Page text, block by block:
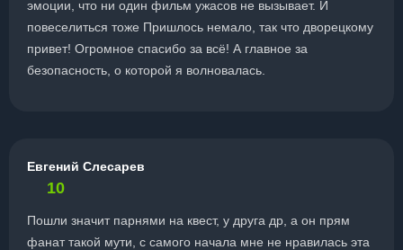
эмоции, что ни один фильм ужасов не вызывает. И
повеселиться тоже Пришлось немало, так что дворецкому
привет! Огромное спасибо за всё! А главное за
безопасность, о которой я волновалась.
Евгений Слесарев
10
Пошли значит парнями на квест, у друга др, а он прям
фанат такой мути, с самого начала мне не нравилась эта